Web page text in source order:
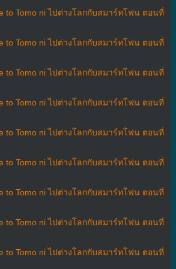
to Tomo ni ไปต่างโลกกับสมาร์ทโฟน ตอนที่
to Tomo ni ไปต่างโลกกับสมาร์ทโฟน ตอนที่
to Tomo ni ไปต่างโลกกับสมาร์ทโฟน ตอนที่
to Tomo ni ไปต่างโลกกับสมาร์ทโฟน ตอนที่
to Tomo ni ไปต่างโลกกับสมาร์ทโฟน ตอนที่
to Tomo ni ไปต่างโลกกับสมาร์ทโฟน ตอนที่
to Tomo ni ไปต่างโลกกับสมาร์ทโฟน ตอนที่
to Tomo ni ไปต่างโลกกับสมาร์ทโฟน ตอนที่
to Tomo ni ไปต่างโลกกับสมาร์ทโฟน ตอนที่